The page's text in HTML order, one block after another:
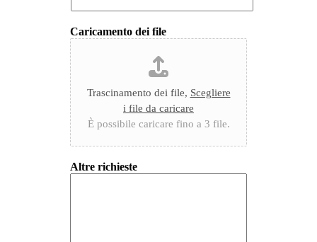
Caricamento dei file
Trascinamento dei file, Scegliere
i file da caricare
È possibile caricare fino a 3 file.
Altre richieste